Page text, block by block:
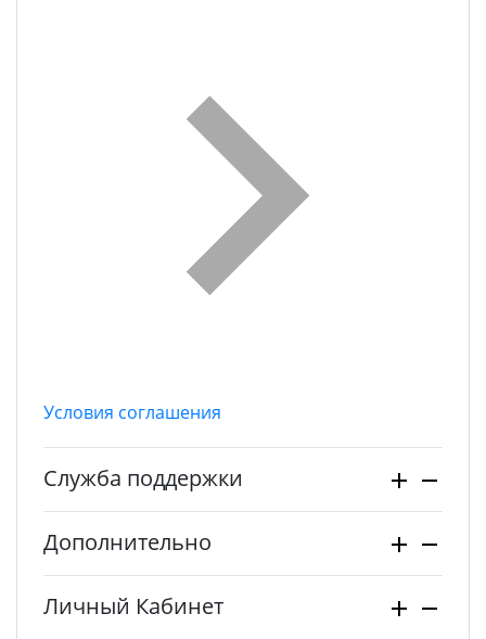
Условия соглашения
Служба поддержки
Дополнительно
Личный Кабинет